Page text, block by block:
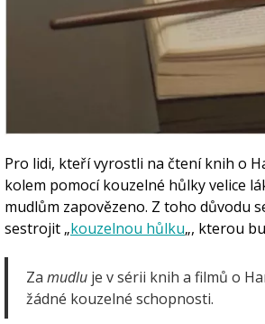
Pro lidi, kteří vyrostli na čtení knih o
kolem pomocí kouzelné hůlky velice
mudlům zapovězeno. Z toho důvodu
sestrojit „kouzelnou hůlku„, kterou
Za mudlu je v sérii knih a filmů o
žádné kouzelné schopnosti.